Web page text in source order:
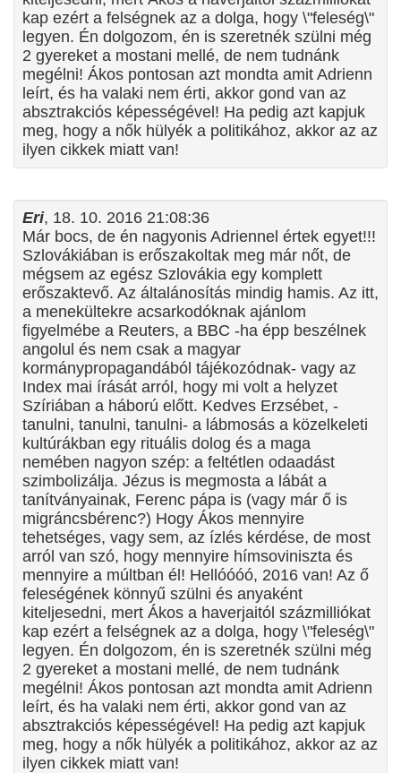
kap ezért a felségnek az a dolga, hogy \"feleség\"
legyen. Én dolgozom, én is szeretnék szülni még
2 gyereket a mostani mellé, de nem tudnánk
megélni! Ákos pontosan azt mondta amit Adrienn
leírt, és ha valaki nem érti, akkor gond van az
absztrakciós képességével! Ha pedig azt kapjuk
meg, hogy a nők hülyék a politikához, akkor az az
ilyen cikkek miatt van!
Eri, 18. 10. 2016 21:08:36
Már bocs, de én nagyonis Adriennel értek egyet!!!
Szlovákiában is erőszakoltak meg már nőt, de
mégsem az egész Szlovákia egy komplett
erőszaktevő. Az általánosítás mindig hamis. Az itt,
a menekültekre acsarkodóknak ajánlom
figyelmébe a Reuters, a BBC -ha épp beszélnek
angolul és nem csak a magyar
kormánypropagandából tájékozódnak- vagy az
Index mai írását arról, hogy mi volt a helyzet
Szíriában a háború előtt. Kedves Erzsébet, -
tanulni, tanulni, tanulni- a lábmosás a közelkeleti
kultúrákban egy rituális dolog és a maga
nemében nagyon szép: a feltétlen odaadást
szimbolizálja. Jézus is megmosta a lábát a
tanítványainak, Ferenc pápa is (vagy már ő is
migráncsbérenc?) Hogy Ákos mennyire
tehetséges, vagy sem, az ízlés kérdése, de most
arról van szó, hogy mennyire hímsoviniszta és
mennyire a múltban él! Hellóóóó, 2016 van! Az ő
feleségének könnyű szülni és anyaként
kiteljesedni, mert Ákos a haverjaitól százmilliókat
kap ezért a felségnek az a dolga, hogy \"feleség\"
legyen. Én dolgozom, én is szeretnék szülni még
2 gyereket a mostani mellé, de nem tudnánk
megélni! Ákos pontosan azt mondta amit Adrienn
leírt, és ha valaki nem érti, akkor gond van az
absztrakciós képességével! Ha pedig azt kapjuk
meg, hogy a nők hülyék a politikához, akkor az az
ilyen cikkek miatt van!